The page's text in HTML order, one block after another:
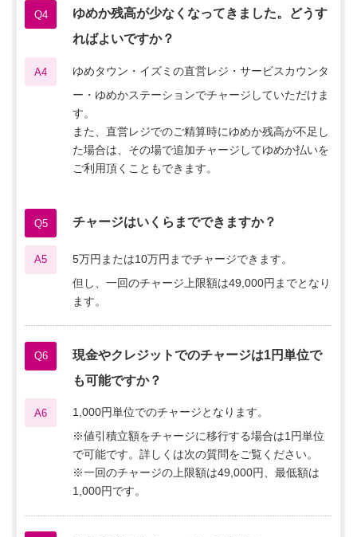
Q4
ゆめか残高が少なくなってきました。どうす
ればよいですか？
A4
ゆめタウン・イズミの直営レジ・サービスカウンタ
ー・ゆめかステーションでチャージしていただけま
す。
また、直営レジでのご精算時にゆめか残高が不足し
た場合は、その場で追加チャージしてゆめか払いを
ご利用頂くこともできます。
Q5 チャージはいくらまでできますか？
A5
5万円または10万円までチャージできます。
但し、一回のチャージ上限額は49,000円までとなり
ます。
Q6
現金やクレジットでのチャージは1円単位で
も可能ですか？
A6
1,000円単位でのチャージとなります。
※値引積立額をチャージに移行する場合は1円単位
で可能です。詳しくは次の質問をご覧ください。
※一回のチャージの上限額は49,000円、最低額は
1,000円です。